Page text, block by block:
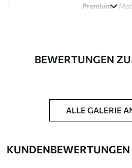
Premium–
aus 100 %
Artikelnummer s32411
Zusätzliche
Möglichkeit,
Bildes zu
BEWERTUNGEN
ALLE GALERIE